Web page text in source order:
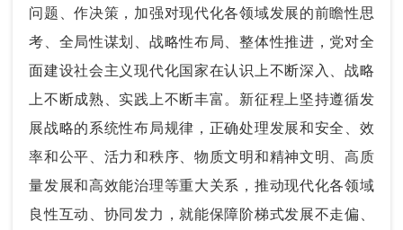
问题、作决策，加强对现代化各领域发展的前瞻性思
考、全局性谋划、战略性布局、整体性推进，党对全
面建设社会主义现代化国家在认识上不断深入、战略
上不断成熟、实践上不断丰富。新征程上坚持遵循发
展战略的系统性布局规律，正确处理发展和安全、效
率和公平、活力和秩序、物质文明和精神文明、高质
量发展和高效能治理等重大关系，推动现代化各领域
良性互动、协同发力，就能保障阶梯式发展不走偏、